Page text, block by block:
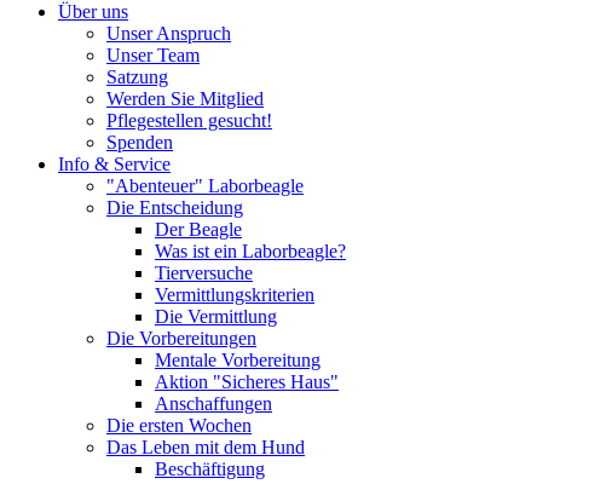
Über uns
Unser Anspruch
Unser Team
Satzung
Werden Sie Mitglied
Pflegestellen gesucht!
Spenden
Info & Service
"Abenteuer" Laborbeagle
Die Entscheidung
Der Beagle
Was ist ein Laborbeagle?
Tierversuche
Vermittlungskriterien
Die Vermittlung
Die Vorbereitungen
Mentale Vorbereitung
Aktion "Sicheres Haus"
Anschaffungen
Die ersten Wochen
Das Leben mit dem Hund
Beschäftigung